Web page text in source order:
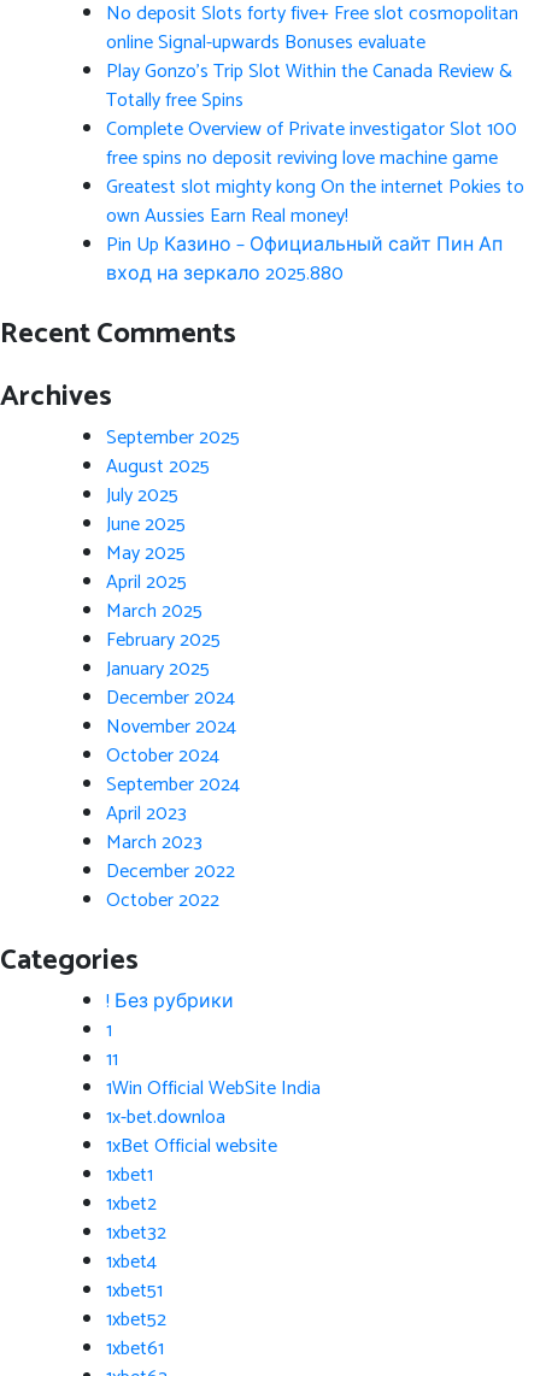
No deposit Slots forty five+ Free slot cosmopolitan
online Signal-upwards Bonuses evaluate
Play Gonzo’s Trip Slot Within the Canada Review &
Totally free Spins
Complete Overview of Private investigator Slot 100
free spins no deposit reviving love machine game
Greatest slot mighty kong On the internet Pokies to
own Aussies Earn Real money!
Pin Up Казино – Официальный сайт Пин Ап
вход на зеркало 2025.880
Recent Comments
Archives
September 2025
August 2025
July 2025
June 2025
May 2025
April 2025
March 2025
February 2025
January 2025
December 2024
November 2024
October 2024
September 2024
April 2023
March 2023
December 2022
October 2022
Categories
! Без рубрики
1
11
1Win Official WebSite India
1x-bet.downloa
1xBet Official website
1xbet1
1xbet2
1xbet32
1xbet4
1xbet51
1xbet52
1xbet61